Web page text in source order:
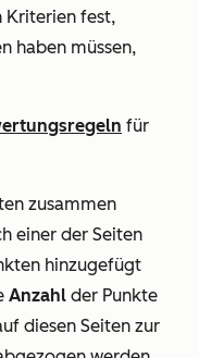
Kriterien fest,
haben müssen,
für
zusammen
einer der Seiten
hinzugefügt
Anzahl der Punkte
diesen Seiten zur